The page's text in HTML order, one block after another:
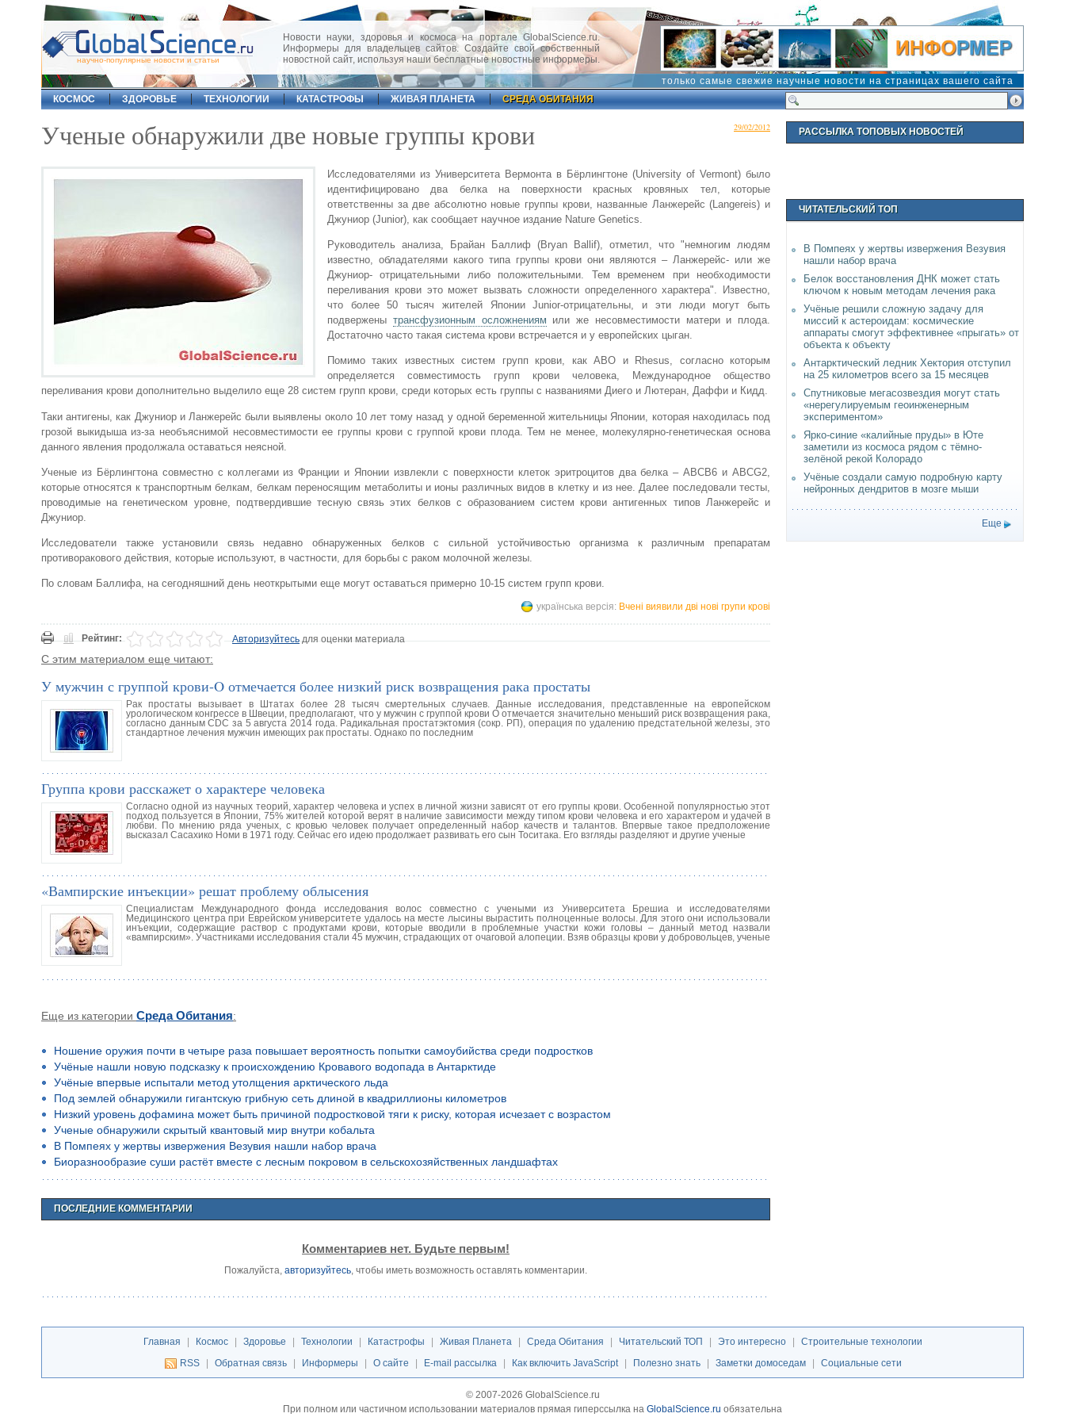
научно-популярные новости и статьи
Новости науки, здоровья и космоса на портале GlobalScience.ru.
Информеры для владельцев сайтов. Создайте свой собственный
новостной сайт, используя наши бесплатные новостные информеры.
только самые свежие научные новости на страницах вашего сайта
КОСМОС
ЗДОРОВЬЕ ТЕХНОЛОГИИ КАТАСТРОФЫ ЖИВАЯ ПЛАНЕТА СРЕДА ОБИТАНИЯ
29/02/2012
Ученые обнаружили две новые группы крови
Исследователями из Университета Вермонта в Бёрлингтоне (University of Vermont) было
идентифицировано два белка на поверхности красных кровяных тел, которые
ответственны за две абсолютно новые группы крови, названные Ланжерейс (Langereis) и
Джуниор (Junior), как сообщает научное издание Nature Genetics.
Руководитель анализа, Брайан Баллиф (Bryan Ballif), отметил, что "немногим людям
известно, обладателями какого типа группы крови они являются – Ланжерейс- или же
Джуниор- отрицательными либо положительными. Тем временем при необходимости
переливания крови это может вызвать сложности определенного характера". Известно,
что более 50 тысяч жителей Японии Junior-отрицательны, и эти люди могут быть
подвержены трансфузионным осложнениям или же несовместимости матери и плода.
Достаточно часто такая система крови встречается и у европейских цыган.
Помимо таких известных систем групп крови, как ABO и Rhesus, согласно которым
определяется совместимость групп крови человека, Международное общество
переливания крови дополнительно выделило еще 28 систем групп крови, среди которых есть группы с названиями Диего и Лютеран, Даффи и Кидд.
Таки антигены, как Джуниор и Ланжерейс были выявлены около 10 лет тому назад у одной беременной жительницы Японии, которая находилась под
грозой выкидыша из-за необъяснимой несовместимости ее группы крови с группой крови плода. Тем не менее, молекулярно-генетическая основа
данного явления продолжала оставаться неясной.
Ученые из Бёрлингтона совместно с коллегами из Франции и Японии извлекли с поверхности клеток эритроцитов два белка – АВСВ6 и АВСG2,
которые относятся к транспортным белкам, белкам переносящим метаболиты и ионы различных видов в клетку и из нее. Далее последовали тесты,
проводимые на генетическом уровне, подтвердившие тесную связь этих белков с образованием систем крови антигенных типов Ланжерейс и
Джуниор.
Исследователи также установили связь недавно обнаруженных белков с сильной устойчивостью организма к различным препаратам
противоракового действия, которые используют, в частности, для борьбы с раком молочной железы.
По словам Баллифа, на сегодняшний день неоткрытыми еще могут оставаться примерно 10-15 систем групп крови.
українська версія: Вчені виявили дві нові групи крові
Рейтинг: Авторизуйтесьдля оценки материала
С этим материалом еще читают:
У мужчин с группой крови-O отмечается более низкий риск возвращения рака простаты
Рак простаты вызывает в Штатах более 28 тысяч смертельных случаев. Данные исследования, представленные на европейском
урологическом конгрессе в Швеции, предполагают, что у мужчин с группой крови O отмечается значительно меньший риск возвращения рака,
согласно данным CDC за 5 августа 2014 года. Радикальная простатэктомия (сокр. РП), операция по удалению предстательной железы, это
стандартное лечения мужчин имеющих рак простаты. Однако по последним
Группа крови расскажет о характере человека
Согласно одной из научных теорий, характер человека и успех в личной жизни зависят от его группы крови. Особенной популярностью этот
подход пользуется в Японии, 75% жителей которой верят в наличие зависимости между типом крови человека и его характером и удачей в
любви. По мнению ряда ученых, с кровью человек получает определенный набор качеств и талантов. Впервые такое предположение
высказал Сасахико Номи в 1971 году. Сейчас его идею продолжает развивать его сын Тоситака. Его взгляды разделяют и другие ученые
«Вампирские инъекции» решат проблему облысения
Специалистам Международного фонда исследования волос совместно с учеными из Университета Брешиа и исследователями
Медицинского центра при Еврейском университете удалось на месте лысины вырастить полноценные волосы. Для этого они использовали
инъекции, содержащие раствор с продуктами крови, которые вводили в проблемные участки кожи головы – данный метод назвали
«вампирским». Участниками исследования стали 45 мужчин, страдающих от очаговой алопеции. Взяв образцы крови у добровольцев, ученые
Еще из категории Среда Обитания:
Ношение оружия почти в четыре раза повышает вероятность попытки самоубийства среди подростков
Учёные нашли новую подсказку к происхождению Кровавого водопада в Антарктиде
Учёные впервые испытали метод утолщения арктического льда
Под землей обнаружили гигантскую грибную сеть длиной в квадриллионы километров
Низкий уровень дофамина может быть причиной подростковой тяги к риску, которая исчезает с возрастом
Ученые обнаружили скрытый квантовый мир внутри кобальта
В Помпеях у жертвы извержения Везувия нашли набор врача
Биоразнообразие суши растёт вместе с лесным покровом в сельскохозяйственных ландшафтах
ПОСЛЕДНИЕ КОММЕНТАРИИ
Комментариев нет. Будьте первым!
Пожалуйста, авторизуйтесь, чтобы иметь возможность оставлять комментарии.
РАССЫЛКА ТОПОВЫХ НОВОСТЕЙ
ЧИТАТЕЛЬСКИЙ ТОП
В Помпеях у жертвы извержения Везувия
нашли набор врача
Белок восстановления ДНК может стать
ключом к новым методам лечения рака
Учёные решили сложную задачу для
миссий к астероидам: космические
аппараты смогут эффективнее «прыгать» от
объекта к объекту
Антарктический ледник Хектория отступил
на 25 километров всего за 15 месяцев
Спутниковые мегасозвездия могут стать
«нерегулируемым геоинженерным
экспериментом»
Ярко-синие «калийные пруды» в Юте
заметили из космоса рядом с тёмно-
зелёной рекой Колорадо
Учёные создали самую подробную карту
нейронных дендритов в мозге мыши
Еще
Главная Космос Здоровье Технологии Катастрофы Живая Планета Среда Обитания Читательский ТОП Это интересно
Строительные технологии
RSS
Обратная связь Информеры О сайте E-mail рассылка Как включить JavaScript Полезно знать Заметки домоседам Социальные сети
© 2007-2026 GlobalScience.ru
При полном или частичном использовании материалов прямая гиперссылка на GlobalScience.ru обязательна